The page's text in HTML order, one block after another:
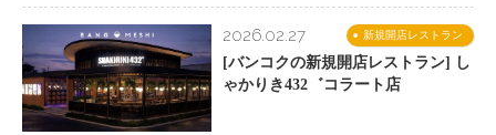
新規開店レストラン
2026.02.27
[バンコクの新規開店レストラン] し
ゃかりき432゛コラート店